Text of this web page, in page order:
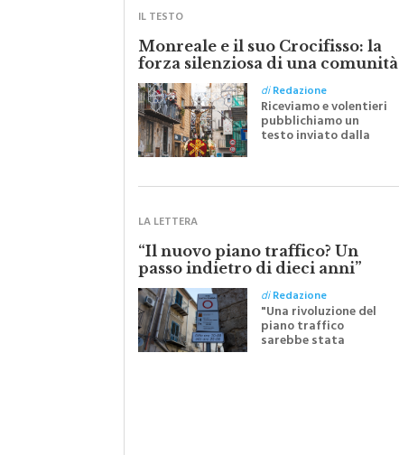
Monreale e il suo Crocifisso: la
forza silenziosa di una comunità
diRedazione
Riceviamo e volentieri
pubblichiamo un
testo inviato dalla
all'indomani della
“Il nuovo piano traffico? Un
passo indietro di dieci anni”
diRedazione
"Una rivoluzione del
piano traffico
sarebbe stata